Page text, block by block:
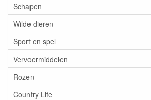
Schapen
Wilde dieren
Sport en spel
Vervoermiddelen
Rozen
Country Life